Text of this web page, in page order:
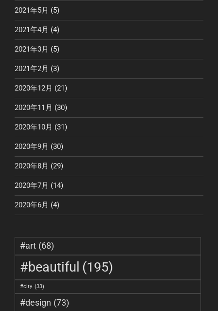
2021年5月 (5)
2021年4月 (4)
2021年3月 (5)
2021年2月 (3)
2020年12月 (21)
2020年11月 (30)
2020年10月 (31)
2020年9月 (30)
2020年8月 (29)
2020年7月 (14)
2020年6月 (4)
#art (68)
#beautiful (195)
#city (33)
#design (73)